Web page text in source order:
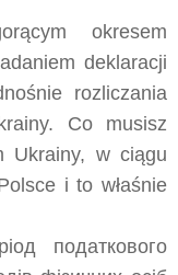
okresem
deklaracji
rozliczania
Co musisz
Ukrainy, w ciągu
i to właśnie
податкового